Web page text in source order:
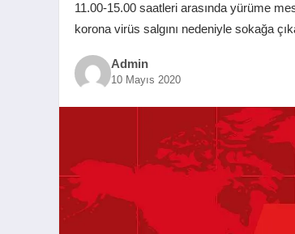
11.00-15.00 saatleri arasında yürüme
korona virüs salgını nedeniyle sokağa
Admin
10 Mayıs 2020